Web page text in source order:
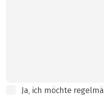
Ja, ich möchte